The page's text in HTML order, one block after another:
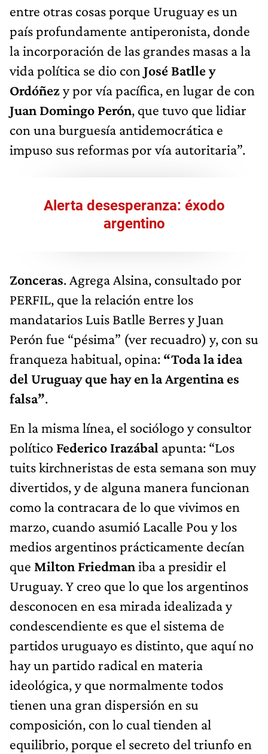
entre otras cosas porque Uruguay es un
país profundamente antiperonista, donde
la incorporación de las grandes masas a la
vida política se dio con José Batlle y
Ordóñezy por vía pacífica, en lugar de con
Juan Domingo Perón, que tuvo que lidiar
con una burguesía antidemocrática e
impuso sus reformas por vía autoritaria”.
Alerta desesperanza: éxodo
argentino
Zonceras. Agrega Alsina, consultado por
PERFIL, que la relación entre los
mandatarios Luis Batlle Berres y Juan
Perón fue “pésima” (ver recuadro) y, con su
franqueza habitual, opina: “Toda la idea
del Uruguay que hay en la Argentina es
falsa”.
En la misma línea, el sociólogo y consultor
político Federico Irazábal apunta: “Los
tuits kirchneristas de esta semana son muy
divertidos, y de alguna manera funcionan
como la contracara de lo que vivimos en
marzo, cuando asumió Lacalle Pou y los
medios argentinos prácticamente decían
que Milton Friedmaniba a presidir el
Uruguay. Y creo que lo que los argentinos
desconocen en esa mirada idealizada y
condescendiente es que el sistema de
partidos uruguayo es distinto, que aquí no
hay un partido radical en materia
ideológica, y que normalmente todos
tienen una gran dispersión en su
composición, con lo cual tienden al
equilibrio, porque el secreto del triunfo en